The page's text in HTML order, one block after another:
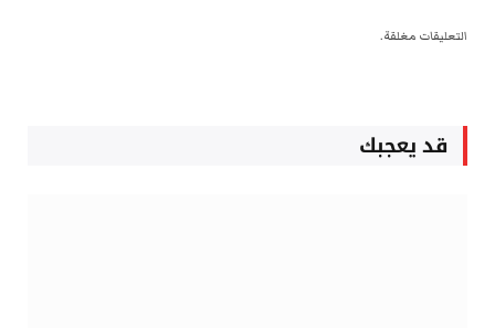
التعليقات مغلقة.
قد يعجبك